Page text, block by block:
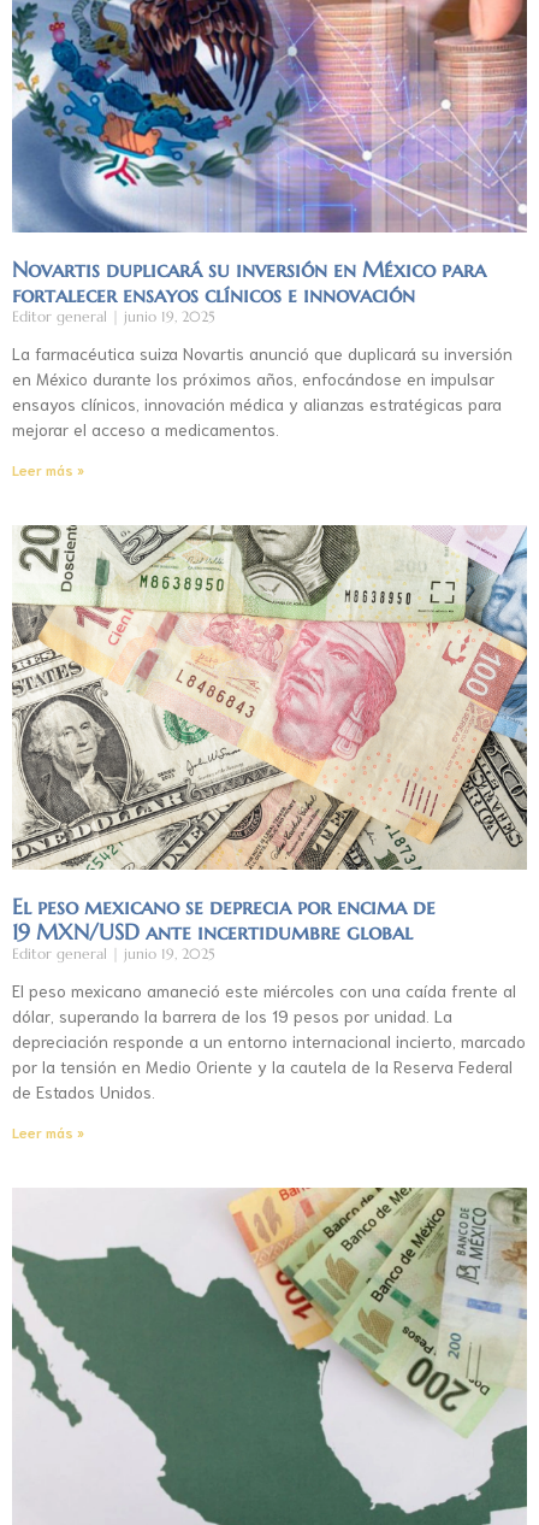
Novartis duplicará su inversión en México para
fortalecer ensayos clínicos e innovación
Editor general junio 19, 2025
La farmacéutica suiza Novartis anunció que duplicará su inversión
en México durante los próximos años, enfocándose en impulsar
ensayos clínicos, innovación médica y alianzas estratégicas para
mejorar el acceso a medicamentos.
Leer más »
El peso mexicano se deprecia por encima de
19 MXN/USD ante incertidumbre global
Editor general junio 19, 2025
El peso mexicano amaneció este miércoles con una caída frente al
dólar, superando la barrera de los 19 pesos por unidad. La
depreciación responde a un entorno internacional incierto, marcado
por la tensión en Medio Oriente y la cautela de la Reserva Federal
de Estados Unidos.
Leer más »